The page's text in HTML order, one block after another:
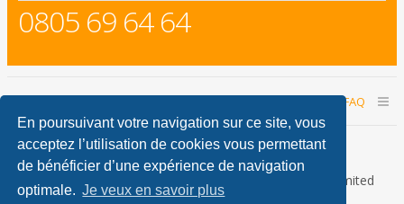
En poursuivant votre navigation sur ce site, vous
acceptez l’utilisation de cookies vous permettant
de bénéficier d’une expérience de navigation
optimale. Je veux en savoir plus
0805 69 64 64
FAQ
Nous sommes le 07 août 2026 13:48
® Forum Software © phpBB Limited